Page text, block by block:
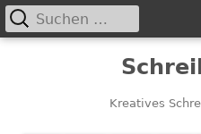
Kreatives
Primäres
Suchen
nach: